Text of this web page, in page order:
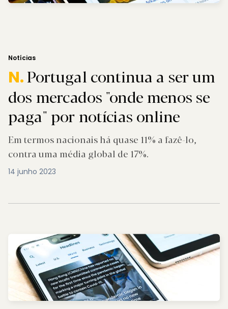
Notícias
N.Portugal continua a ser um
dos mercados "onde menos se
paga" por notícias online
Em termos nacionais há quase 11% a fazê-lo,
contra uma média global de 17%.
14 junho 2023